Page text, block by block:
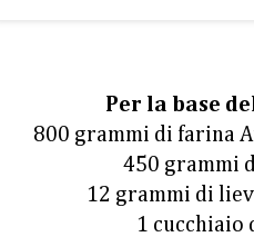
Per la base
800 grammi di farina
450 grammi
12 grammi di
1 cucchiaio